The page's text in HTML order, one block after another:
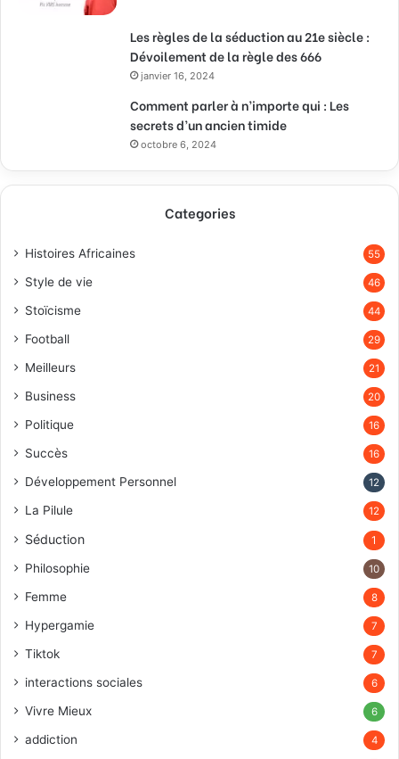
Les règles de la séduction au 21e siècle :
Dévoilement de la règle des 666
janvier 16, 2024
Comment parler à n’importe qui : Les
secrets d’un ancien timide
octobre 6, 2024
Categories
Histoires Africaines 55
Style de vie 46
Stoïcisme 44
Football 29
Meilleurs 21
Business 20
Politique 16
Succès 16
Développement Personnel 12
La Pilule 12
Séduction 1
Philosophie 10
Femme 8
Hypergamie 7
Tiktok 7
interactions sociales 6
Vivre Mieux 6
addiction 4